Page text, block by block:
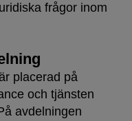
frågor inom
placerad på
och tjänsten
avdelningen